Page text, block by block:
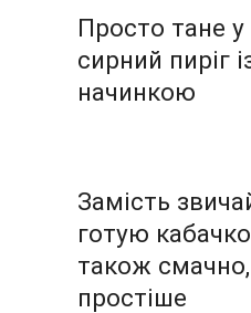
Просто тане у
сирний пиріг
начинкою
Замість
готую
також смачно,
простіше